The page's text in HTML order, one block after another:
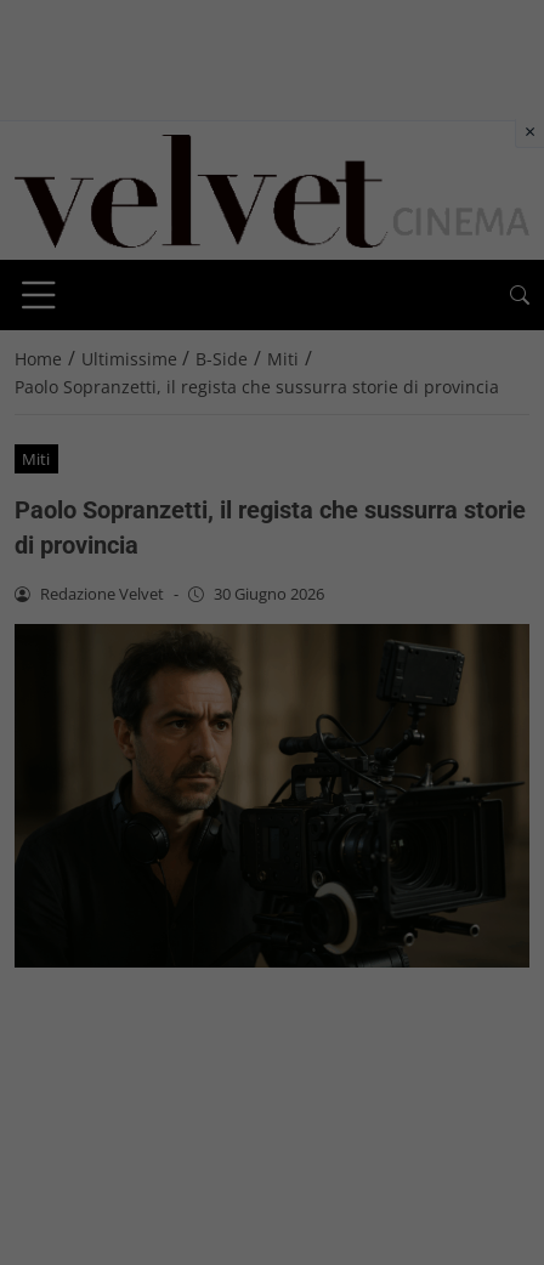
Home / Ultimissime / B-Side / Miti /
Paolo Sopranzetti, il regista che sussurra storie di provincia
Miti
Paolo Sopranzetti, il regista che sussurra storie
di provincia
Redazione Velvet - 30 Giugno 2026
×